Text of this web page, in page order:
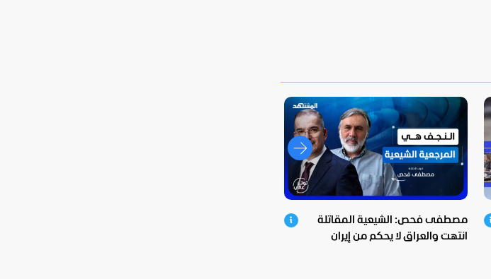
مصطفى فحص: الشيعية المقاتلة
انتهت والعراق لا يحكم من إيران